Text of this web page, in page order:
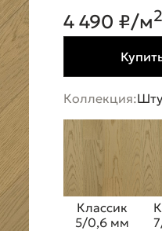
4 490 ₽/м2
Коллекция:
Классик
5/0,6 мм